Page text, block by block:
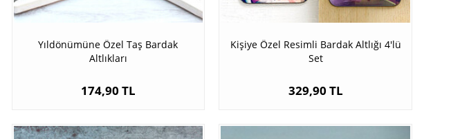
Yıldönümüne Özel Taş Bardak
Altlıkları
174,90 TL
Kişiye Özel Resimli Bardak Altlığı 4'lü
Set
329,90 TL